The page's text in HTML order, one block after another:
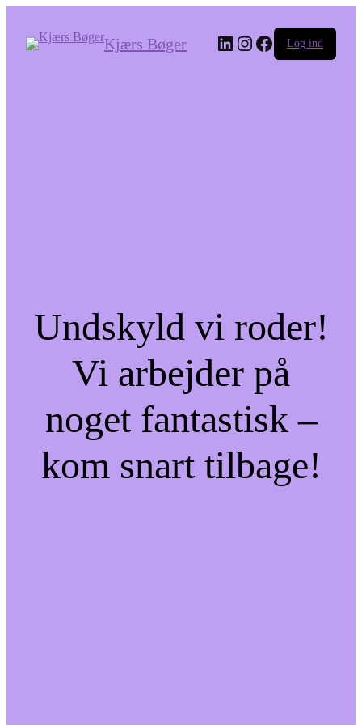
Kjærs Bøger LinkedIn
Instagram
Facebook
Log ind
Undskyld vi roder!
Vi arbejder på
noget fantastisk –
kom snart tilbage!